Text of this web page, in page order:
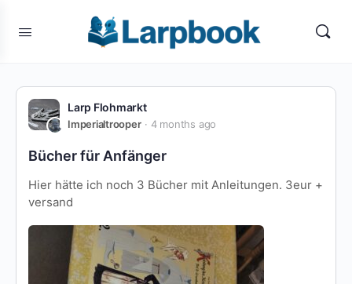
Larp Flohmarkt
Imperialtrooper 4 months ago
Bücher für Anfänger
Hier hätte ich noch 3 Bücher mit Anleitungen. 3eur +
versand